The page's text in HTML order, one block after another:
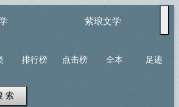
紫琅文学
排行榜 点击榜 全本 足迹
索